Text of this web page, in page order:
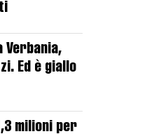
Verbania,
Ed è giallo
milioni per